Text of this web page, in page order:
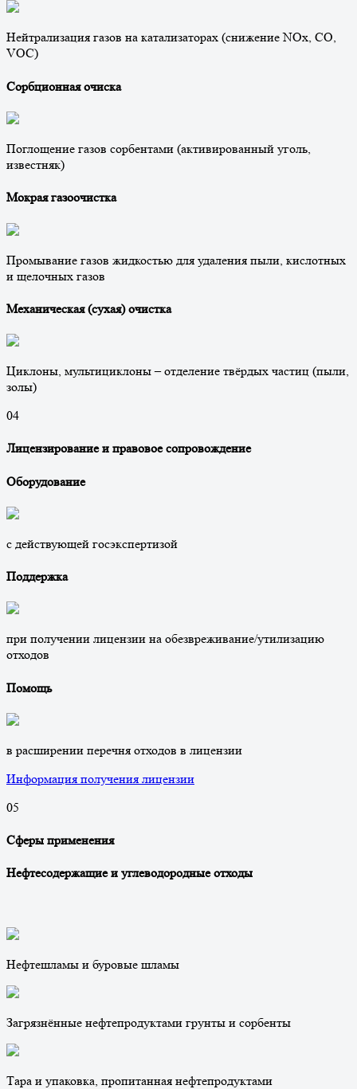
Нейтрализация газов на катализаторах (снижение NOx, CO,
VOC)
Сорбционная очиска
Поглощение газов сорбентами (активированный уголь,
известняк)
Мокрая газоочистка
Промывание газов жидкостью для удаления пыли, кислотных
и щелочных газов
Механическая (сухая) очистка
Циклоны, мультициклоны – отделение твёрдых частиц (пыли,
золы)
04
Лицензирование и правовое сопровождение
Оборудование
с действующей госэкспертизой
Поддержка
при получении лицензии на обезвреживание/утилизацию
отходов
Помощь
в расширении перечня отходов в лицензии
Информация получения лицензии
05
Сферы применения
Нефтесодержащие и углеводородные отходы
Нефтешламы и буровые шламы
Загрязнённые нефтепродуктами грунты и сорбенты
Тара и упаковка, пропитанная нефтепродуктами